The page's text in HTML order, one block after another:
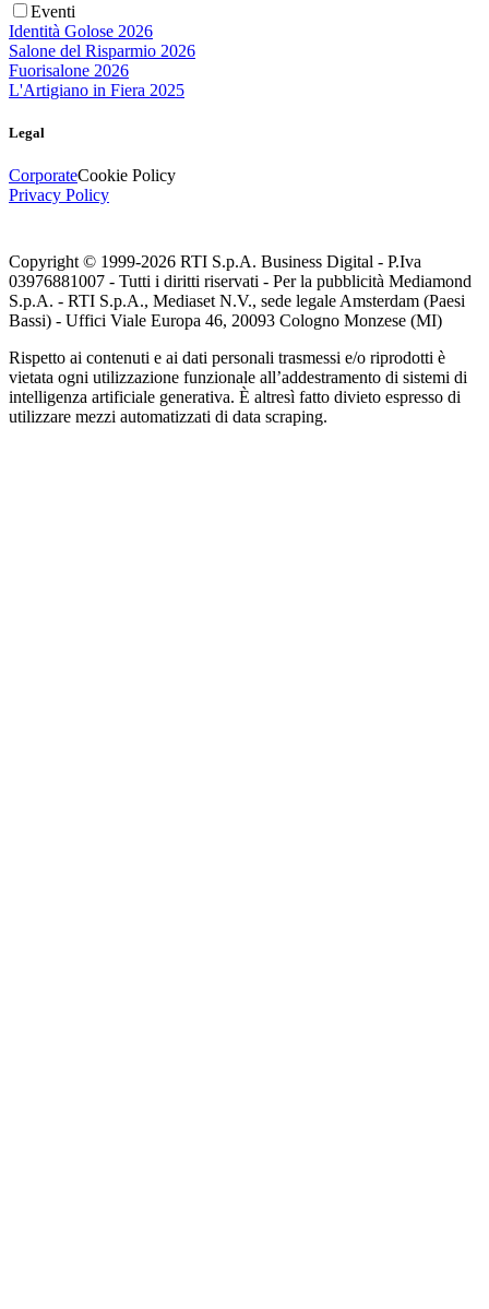
Eventi
Identità Golose 2026
Salone del Risparmio 2026
Fuorisalone 2026
L'Artigiano in Fiera 2025
Legal
CorporateCookie Policy
Privacy Policy
Copyright © 1999-2026 RTI S.p.A. Business Digital - P.Iva
03976881007 - Tutti i diritti riservati - Per la pubblicità Mediamond
S.p.A. - RTI S.p.A., Mediaset N.V., sede legale Amsterdam (Paesi
Bassi) - Uffici Viale Europa 46, 20093 Cologno Monzese (MI)
Rispetto ai contenuti e ai dati personali trasmessi e/o riprodotti è
vietata ogni utilizzazione funzionale all’addestramento di sistemi di
intelligenza artificiale generativa. È altresì fatto divieto espresso di
utilizzare mezzi automatizzati di data scraping.